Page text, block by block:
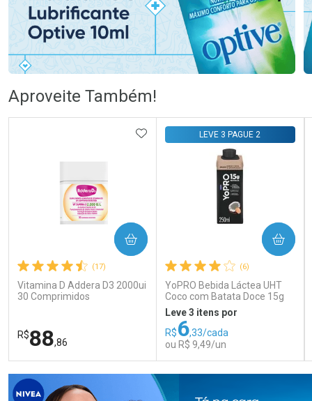
Comprar sem Desconto
Comprar sem Desconto
Comprar sem Desconto
Por R$ 105,99/cada
Comprar sem Desconto
Por R$ 105,99/cada
Aproveite Também!
(17)
Vitamina D Addera D3 2000ui
30 Comprimidos
R$88,86
ADICIONAR AOS FAVORITOS
COMPRAR
FECHAR
Laboratório
FECHAR
(6)
YoPRO Bebida Láctea UHT
Coco com Batata Doce 15g
de proteínas 250ml
LEVE 3 PAGUE 2
Leve 3 itens por
R$6,33/cada
ou R$ 9,49/un
COMPRAR
Laboratório